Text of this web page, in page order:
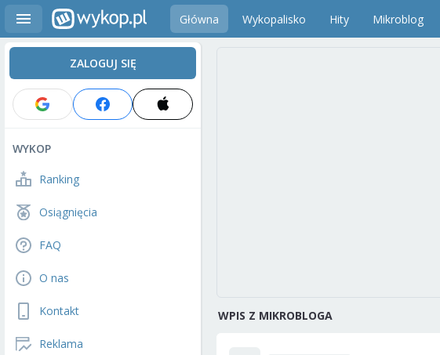
Główna Wykopalisko Hity Mikroblog
ZALOGUJ SIĘ
WYKOP
Ranking
Osiągnięcia
FAQ
O nas
Kontakt
Reklama
WPIS Z MIKROBLOGA